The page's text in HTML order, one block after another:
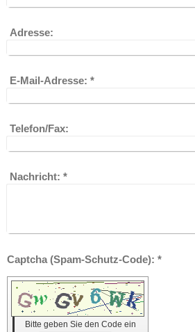
Adresse:
E-Mail-Adresse: *
Telefon/Fax:
Nachricht: *
Captcha (Spam-Schutz-Code): *
Bitte geben Sie den Code ein